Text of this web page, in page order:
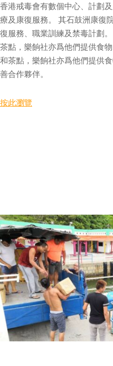
香港戒毒會有數個中心、計劃
療及康復服務。 其石鼓洲康復
復服務、職業訓練及禁毒計劃
茶點，樂餉社亦爲他們提供食
和茶點，樂餉社亦爲他們提供
善合作夥伴。
按此瀏覽